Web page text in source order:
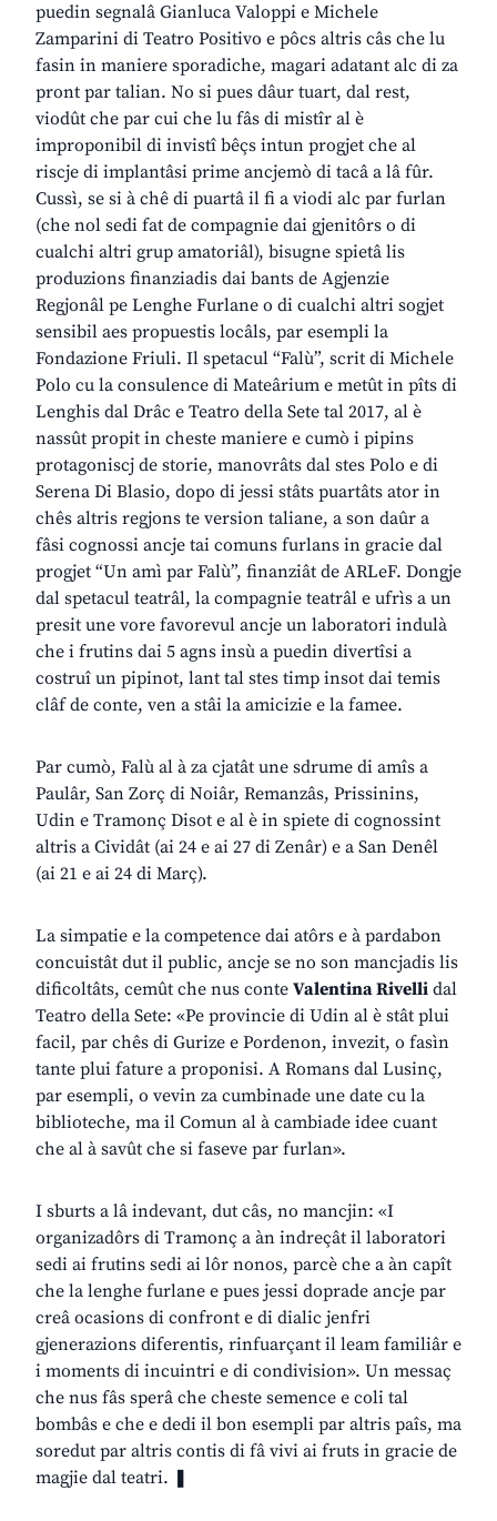
puedin segnalâ Gianluca Valoppi e Michele
Zamparini di Teatro Positivo e pôcs altris câs che lu
fasin in maniere sporadiche, magari adatant alc di za
pront par talian. No si pues dâur tuart, dal rest,
viodût che par cui che lu fâs di mistîr al è
improponibil di invistî bêçs intun progjet che al
riscje di implantâsi prime ancjemò di tacâ a lâ fûr.
Cussì, se si à chê di puartâ il fi a viodi alc par furlan
(che nol sedi fat de compagnie dai gjenitôrs o di
cualchi altri grup amatoriâl), bisugne spietâ lis
produzions finanziadis dai bants de Agjenzie
Regjonâl pe Lenghe Furlane o di cualchi altri sogjet
sensibil aes propuestis locâls, par esempli la
Fondazione Friuli. Il spetacul “Falù”, scrit di Michele
Polo cu la consulence di Mateârium e metût in pîts di
Lenghis dal Drâc e Teatro della Sete tal 2017, al è
nassût propit in cheste maniere e cumò i pipins
protagoniscj de storie, manovrâts dal stes Polo e di
Serena Di Blasio, dopo di jessi stâts puartâts ator in
chês altris regjons te version taliane, a son daûr a
fâsi cognossi ancje tai comuns furlans in gracie dal
progjet “Un amì par Falù”, finanziât de ARLeF. Dongje
dal spetacul teatrâl, la compagnie teatrâl e ufrìs a un
presit une vore favorevul ancje un laboratori indulà
che i frutins dai 5 agns insù a puedin divertîsi a
costruî un pipinot, lant tal stes timp insot dai temis
clâf de conte, ven a stâi la amicizie e la famee.
Par cumò, Falù al à za cjatât une sdrume di amîs a
Paulâr, San Zorç di Noiâr, Remanzâs, Prissinins,
Udin e Tramonç Disot e al è in spiete di cognossint
altris a Cividât (ai 24 e ai 27 di Zenâr) e a San Denêl
(ai 21 e ai 24 di Març).
La simpatie e la competence dai atôrs e à pardabon
concuistât dut il public, ancje se no son mancjadis lis
dificoltâts, cemût che nus conte Valentina Rivelli dal
Teatro della Sete: «Pe provincie di Udin al è stât plui
facil, par chês di Gurize e Pordenon, invezit, o fasìn
tante plui fature a proponisi. A Romans dal Lusinç,
par esempli, o vevin za cumbinade une date cu la
biblioteche, ma il Comun al à cambiade idee cuant
che al à savût che si faseve par furlan».
I sburts a lâ indevant, dut câs, no mancjin: «I
organizadôrs di Tramonç a àn indreçât il laboratori
sedi ai frutins sedi ai lôr nonos, parcè che a àn capît
che la lenghe furlane e pues jessi doprade ancje par
creâ ocasions di confront e di dialic jenfri
gjenerazions diferentis, rinfuarçant il leam familiâr e
i moments di incuintri e di condivision». Un messaç
che nus fâs sperâ che cheste semence e coli tal
bombâs e che e dedi il bon esempli par altris paîs, ma
soredut par altris contis di fâ vivi ai fruts in gracie de
magjie dal teatri. ❚